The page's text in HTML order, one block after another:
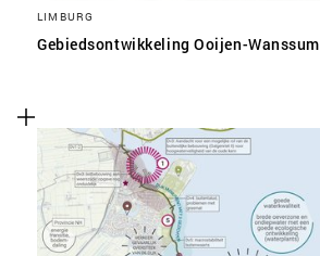
LIMBURG
Gebiedsontwikkeling Ooijen-Wanssum